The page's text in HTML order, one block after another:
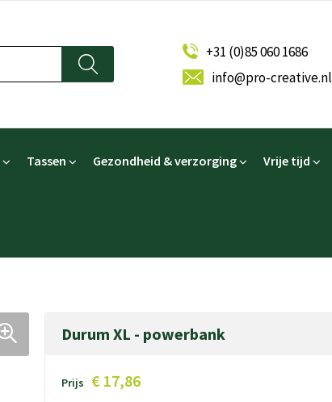
+31 (0)85 060 1686
info@pro-creative.nl
Tassen Gezondheid & verzorging Vrije tijd
Durum XL - powerbank
Prijs € 17,86